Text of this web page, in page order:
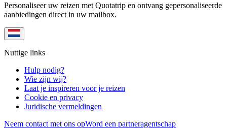
Personaliseer uw reizen met Quotatrip en ontvang gepersonaliseerde
aanbiedingen direct in uw mailbox.
Nuttige links
Hulp nodig?
Wie zijn wij?
Laat je inspireren voor je reizen
Cookie en privacy
Juridische vermeldingen
Neem contact met ons opWord een partneragentschap